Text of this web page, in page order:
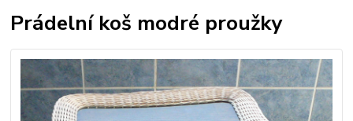
Prádelní koš modré proužky